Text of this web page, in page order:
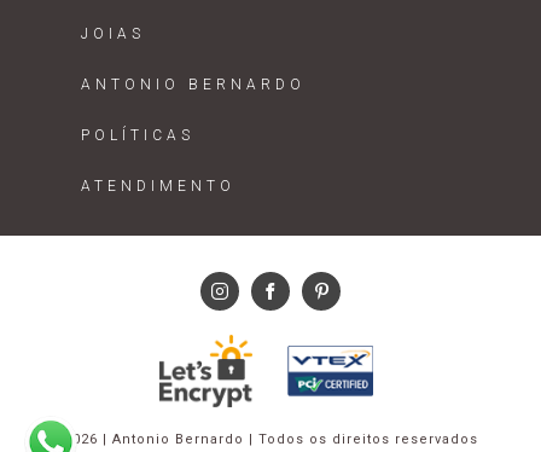
JOIAS
ANTONIO BERNARDO
POLÍTICAS
ATENDIMENTO
2026 | Antonio Bernardo | Todos os direitos reservados